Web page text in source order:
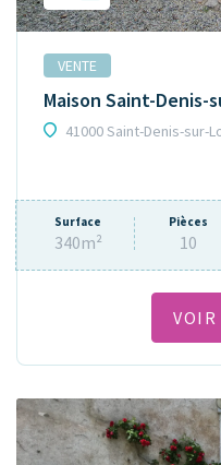
VENTE
Maison Saint-Denis-
41000 Saint-Denis-sur-
Surface
340m²
Pièces
10